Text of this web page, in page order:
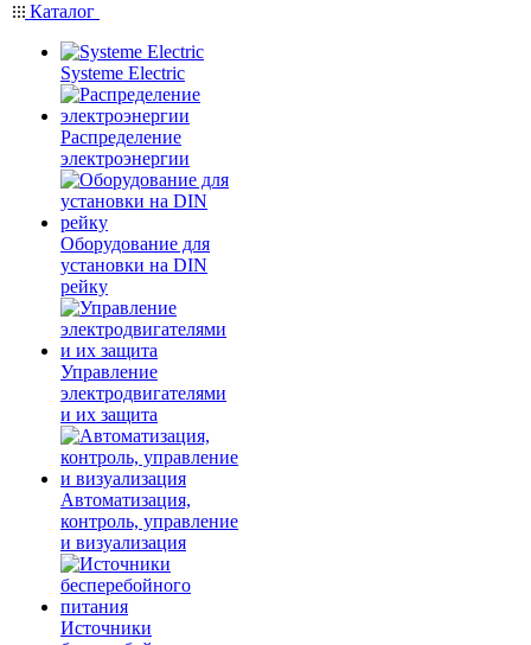
Каталог
Systeme Electric
Распределение
электроэнергии
Оборудование для
установки на DIN
рейку
Управление
электродвигателями
и их защита
Автоматизация,
контроль, управление
и визуализация
Источники